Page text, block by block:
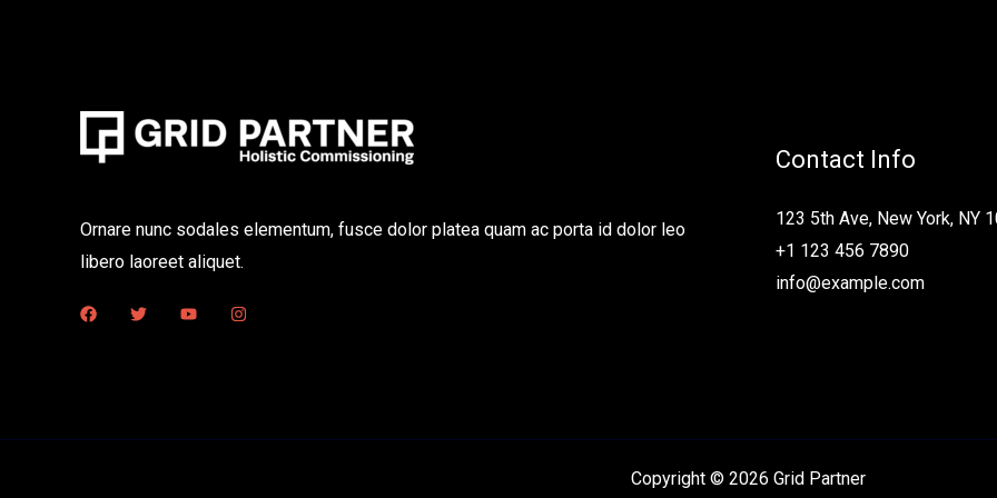
Ornare nunc sodales elementum, fusce dolor platea quam ac porta id dolor leo
libero laoreet aliquet.
Contact Info
123 5th Ave, New York, NY
+1 123 456 7890
info@example.com
Copyright © 2026 Grid Partner